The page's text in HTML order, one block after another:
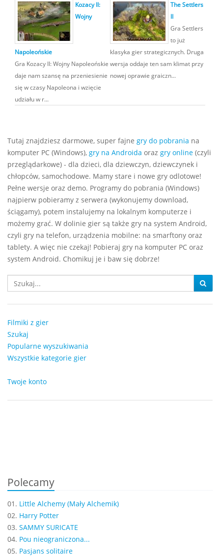
Kozacy II:
Wojny
Napoleońskie
Gra Kozacy II: Wojny Napoleońskie
daje nam szansę na przeniesienie
się w czasy Napoleona i wzięcie
udziału w r...
The Settlers
II
Gra Settlers
to już
klasyka gier strategicznych. Druga
wersja oddaje ten sam klimat przy
nowej oprawie graiczn...
Tutaj znajdziesz darmowe, super fajne gry do pobrania na
komputer PC (Windows), gry na Androida oraz gry online (czyli
przeglądarkowe) - dla dzieci, dla dziewczyn, dziewczynek i
chłopców, samochodowe. Mamy stare i nowe gry odlotowe!
Pełne wersje oraz demo. Programy do pobrania (Windows)
najpierw pobieramy z serwera (wykonujemy download,
ściągamy), potem instalujemy na lokalnym komputerze i
możemy grać. W dolinie gier są także gry na system Android,
czyli gry na telefon, urządzenia mobilne: na smarftony oraz
tablety. A więc nie czekaj! Pobieraj gry na komputer PC oraz
system Android. Chomikuj je i baw się dobrze!
Filmiki z gier
Szukaj
Popularne wyszukiwania
Wszystkie kategorie gier
Twoje konto
Polecamy
01. Little Alchemy (Mały Alchemik)
02. Harry Potter
03. SAMMY SURICATE
04. Pou nieograniczona...
05. Pasjans solitaire